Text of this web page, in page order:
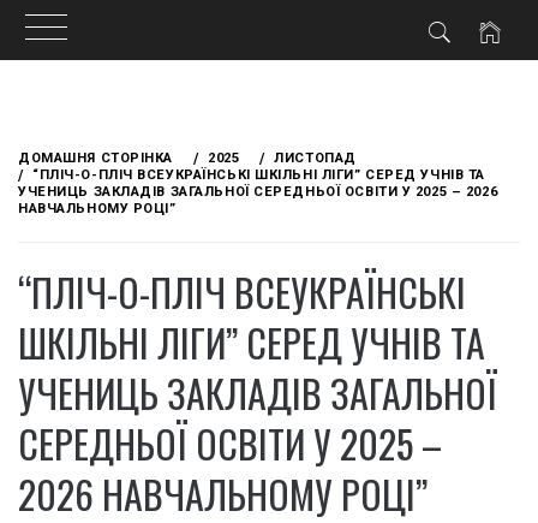
content
ДОМАШНЯ СТОРІНКА 2025
ЛИСТОПАД
“ПЛІЧ-О-ПЛІЧ ВСЕУКРАЇНСЬКІ ШКІЛЬНІ ЛІГИ” СЕРЕД УЧНІВ ТА
УЧЕНИЦЬ ЗАКЛАДІВ ЗАГАЛЬНОЇ СЕРЕДНЬОЇ ОСВІТИ У 2025 – 2026
НАВЧАЛЬНОМУ РОЦІ”
“ПЛІЧ-О-ПЛІЧ ВСЕУКРАЇНСЬКІ
ШКІЛЬНІ ЛІГИ” СЕРЕД УЧНІВ ТА
УЧЕНИЦЬ ЗАКЛАДІВ ЗАГАЛЬНОЇ
СЕРЕДНЬОЇ ОСВІТИ У 2025 –
2026 НАВЧАЛЬНОМУ РОЦІ”